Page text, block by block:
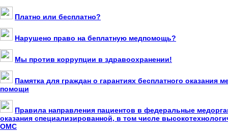
Платно или бесплатно?
Нарушено право на беплатную медпомощь?
Мы против коррупции в здравоохранении!
Памятка для граждан о гарантиях бесплатного оказания
помощи
Правила направления пациентов в федеральные
оказания специализированной, в том числе
ОМС